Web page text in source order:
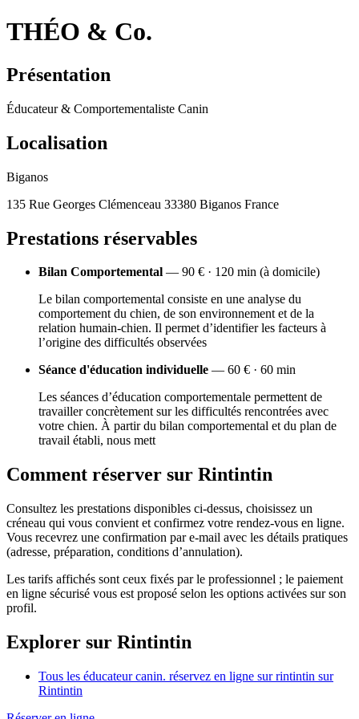
THÉO & Co.
Présentation
Éducateur & Comportementaliste Canin
Localisation
Biganos
135 Rue Georges Clémenceau 33380 Biganos France
Prestations réservables
Bilan Comportemental — 90 € · 120 min (à domicile)
Le bilan comportemental consiste en une analyse du
comportement du chien, de son environnement et de la
relation humain-chien. Il permet d’identifier les facteurs à
l’origine des difficultés observées
Séance d'éducation individuelle — 60 € · 60 min
Les séances d’éducation comportementale permettent de
travailler concrètement sur les difficultés rencontrées avec
votre chien. À partir du bilan comportemental et du plan de
travail établi, nous mett
Comment réserver sur Rintintin
Consultez les prestations disponibles ci-dessus, choisissez un
créneau qui vous convient et confirmez votre rendez-vous en ligne.
Vous recevrez une confirmation par e-mail avec les détails pratiques
(adresse, préparation, conditions d’annulation).
Les tarifs affichés sont ceux fixés par le professionnel ; le paiement
en ligne sécurisé vous est proposé selon les options activées sur son
profil.
Explorer sur Rintintin
Tous les éducateur canin. réservez en ligne sur rintintin sur
Rintintin